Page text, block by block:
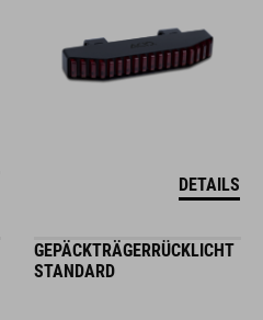
DETAILS
GEPÄCKTRÄGERRÜCKLICHT
STANDARD